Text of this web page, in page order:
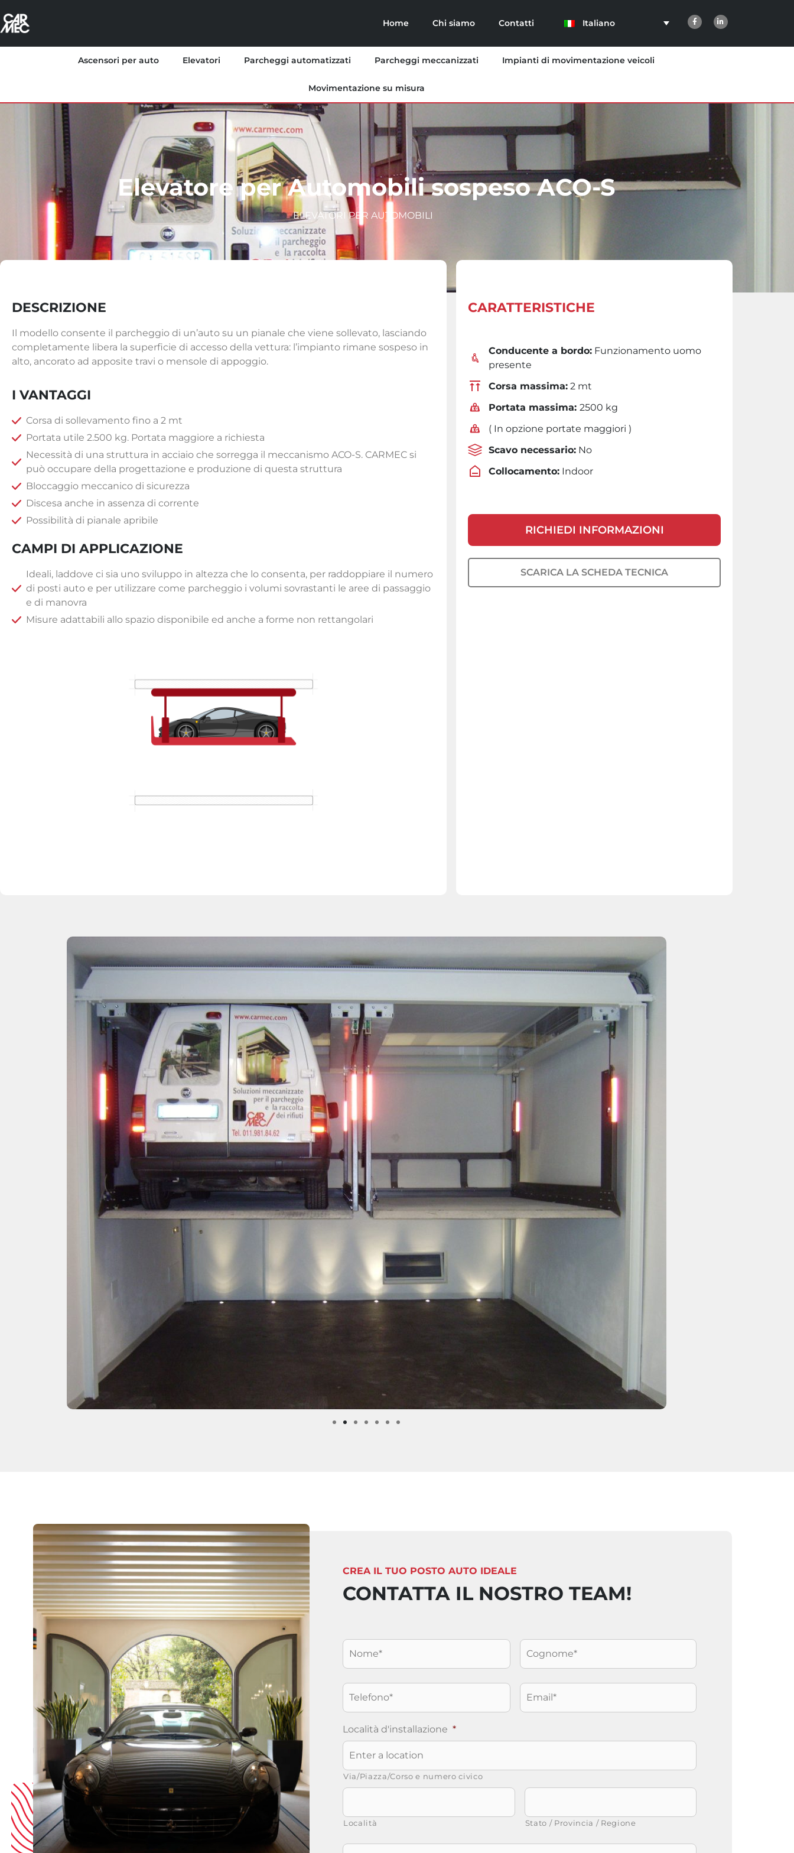
Home Chi siamo Contatti Italiano
Ascensori per auto Elevatori Parcheggi automatizzati Parcheggi meccanizzati Impianti di movimentazione veicoli
Movimentazione su misura
Elevatore per Automobili sospeso ACO-S
ELEVATORI PER AUTOMOBILI
DESCRIZIONE
Il modello consente il parcheggio di un’auto su un pianale che viene sollevato, lasciando
completamente libera la superficie di accesso della vettura: l’impianto rimane sospeso in
alto, ancorato ad apposite travi o mensole di appoggio.
I VANTAGGI
Corsa di sollevamento fino a 2 mt
Portata utile 2.500 kg. Portata maggiore a richiesta
Necessità di una struttura in acciaio che sorregga il meccanismo ACO-S. CARMEC si
può occupare della progettazione e produzione di questa struttura
Bloccaggio meccanico di sicurezza
Discesa anche in assenza di corrente
Possibilità di pianale apribile
CAMPI DI APPLICAZIONE
Ideali, laddove ci sia uno sviluppo in altezza che lo consenta, per raddoppiare il numero
di posti auto e per utilizzare come parcheggio i volumi sovrastanti le aree di passaggio
e di manovra
Misure adattabili allo spazio disponibile ed anche a forme non rettangolari
CARATTERISTICHE
Conducente a bordo: Funzionamento uomo
presente
Corsa massima: 2 mt
Portata massima:2500 kg
( In opzione portate maggiori )
Scavo necessario: No
Collocamento: Indoor
RICHIEDI INFORMAZIONI
SCARICA LA SCHEDA TECNICA
CREA IL TUO POSTO AUTO IDEALE
CONTATTA IL NOSTRO TEAM!
Nome * Cognome *
Telefono * Email *
Località d'installazione *
Via/Piazza/Corso e numero civico
Località Stato / Provincia / Regione
Messaggio